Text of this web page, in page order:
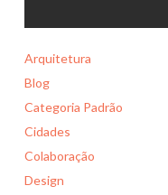
Arquitetura
Blog
Categoria Padrão
Cidades
Colaboração
Design